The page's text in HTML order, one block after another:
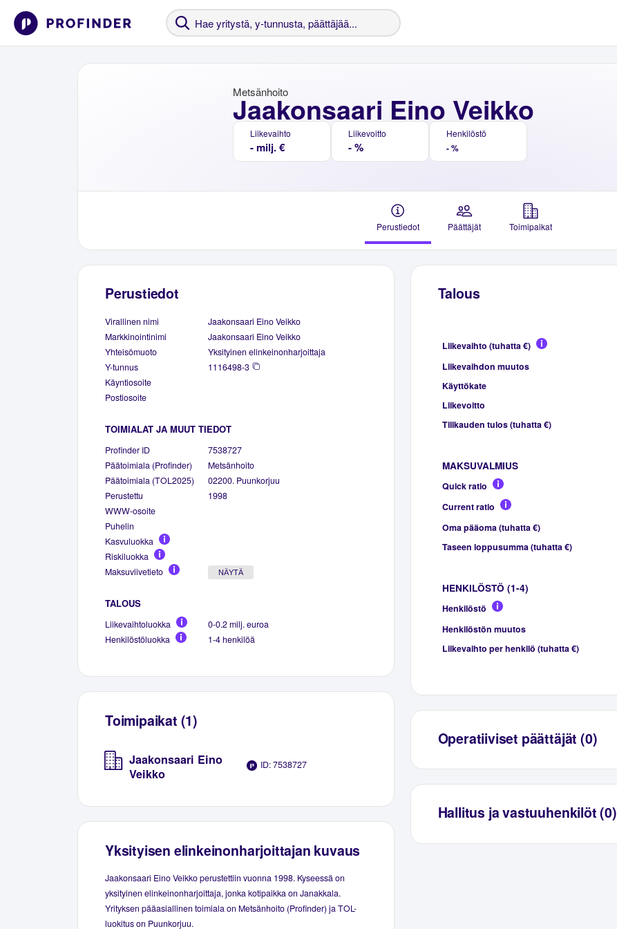
Jaakonsaari Eino Veikko
Metsänhoito
Liikevaihto
- milj. €
Liikevoitto
- %
Henkilöstö
- %
Perustiedot Päättäjät Toimipaikat
Perustiedot
Virallinen nimi
Jaakonsaari Eino Veikko
Markkinointinimi
Jaakonsaari Eino Veikko
Yhteisömuoto
Yksityinen elinkeinonharjoittaja
Y-tunnus
1116498-3
Käyntiosoite
Postiosoite
TOIMIALAT JA MUUT TIEDOT
Profinder ID
7538727
Päätoimiala (Profinder)
Metsänhoito
Päätoimiala (TOL2025)
02200. Puunkorjuu
Perustettu
1998
WWW-osoite
Puhelin
Kasvuluokka
Riskiluokka
Maksuviivetieto
NÄYTÄ
TALOUS
Liikevaihtoluokka
0-0.2 milj. euroa
Henkilöstöluokka
1-4 henkilöä
Toimipaikat (1)
Jaakonsaari Eino
Veikko
ID: 7538727
Yksityisen elinkeinonharjoittajan kuvaus
Jaakonsaari Eino Veikko perustettiin vuonna 1998. Kyseessä on
yksityinen elinkeinonharjoittaja, jonka kotipaikka on Janakkala.
Yrityksen pääasiallinen toimiala on Metsänhoito (Profinder) ja TOL-
luokitus on Puunkorjuu.
Talous
Liikevaihto (tuhatta €)
Liikevaihdon muutos
Käyttökate
Liikevoitto
Tilikauden tulos (tuhatta €)
MAKSUVALMIUS
Quick ratio
Current ratio
Oma pääoma (tuhatta €)
Taseen loppusumma (tuhatta €)
HENKILÖSTÖ (1-4)
Henkilöstö
Henkilöstön muutos
Liikevaihto per henkilö (tuhatta €)
Operatiiviset päättäjät (0)
Hallitus ja vastuuhenkilöt (0)